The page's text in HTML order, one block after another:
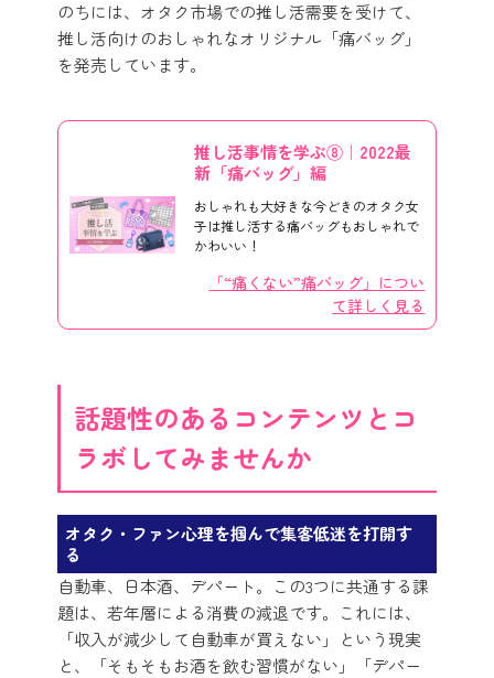
のちには、オタク市場での推し活需要を受けて、
推し活向けのおしゃれなオリジナル「痛バッグ」
を発売しています。
推し活事情を学ぶ⑧｜2022最
新「痛バッグ」編
おしゃれも大好きな今どきのオタク女
子は推し活する痛バッグもおしゃれで
かわいい！
「“痛くない”痛バッグ」につい
て詳しく見る
話題性のあるコンテンツとコ
ラボしてみませんか
オタク・ファン心理を掴んで集客低迷を打開す
る
自動車、日本酒、デパート。この3つに共通する課
題は、若年層による消費の減退です。これには、
「収入が減少して自動車が買えない」という現実
と、「そもそもお酒を飲む習慣がない」「デパー